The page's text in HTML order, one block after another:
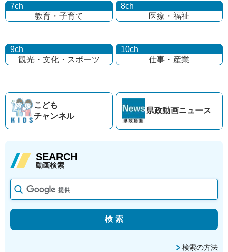
7ch
教育・子育て
8ch
医療・福祉
9ch
観光・文化・ スポーツ
10ch
仕事・産業
こども
チャンネル
県政動画ニュース
SEARCH
動画検索
検索の方法